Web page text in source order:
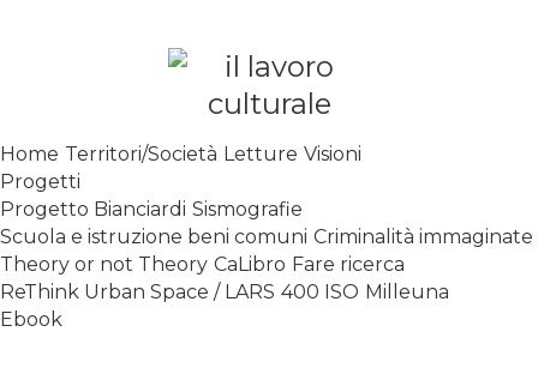
SPALANCARE LE FINESTRE DEI
CONTEMPORANEO
Home Territori/Società Letture Visioni
Progetti
Progetto Bianciardi Sismografie
Scuola e istruzione beni comuni Criminalità immaginate
Theory or not Theory CaLibro Fare ricerca
ReThink Urban Space / LARS 400 ISO Milleuna
Ebook